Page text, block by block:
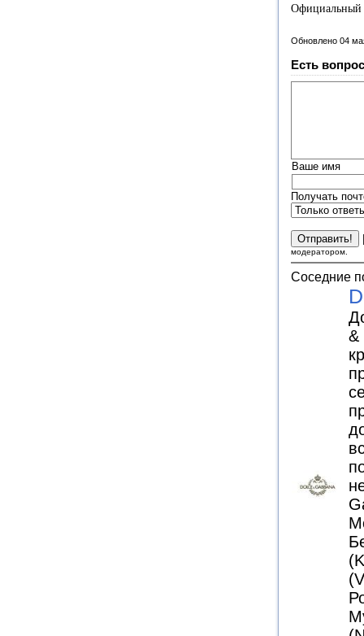
Официальный
Обновлено 04
Есть
Ваше имя
Получать
модератором.
Соседние
&